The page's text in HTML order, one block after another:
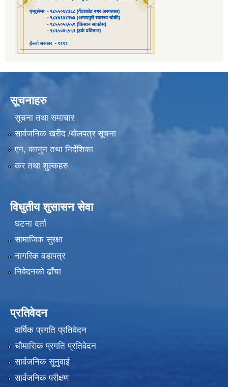
सूचनाहरु
सूचना तथा समाचार
सार्वजनिक खरीद /बोलपत्र सूचना
एन, कानुन तथा निर्देशिका
कर तथा शुल्कहरु
विधुतीय शुसासन सेवा
घटना दर्ता
सामाजिक सुरक्षा
नागरिक वडापत्र
निवेदनको ढाँचा
प्रतिवेदन
वार्षिक प्रगति प्रतिवेदन
चौमासिक प्रगति प्रतिवेदन
सार्वजनिक सुनुवाई
सार्वजनिक परीक्षण